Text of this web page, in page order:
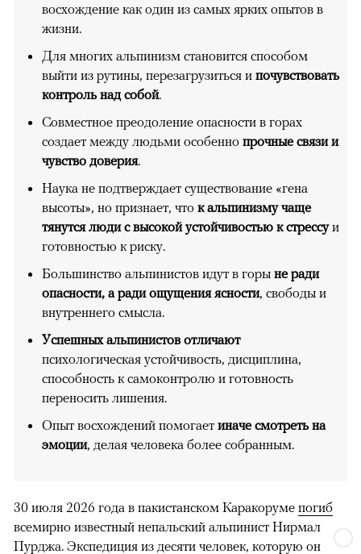
восхождение как один из самых ярких опытов в
жизни.
Для многих альпинизм становится способом
выйти из рутины, перезагрузиться и почувствовать
контроль над собой.
Совместное преодоление опасности в горах
создает между людьми особенно прочные связи и
чувство доверия.
Наука не подтверждает существование «гена
высоты», но признает, что к альпинизму чаще
тянутся люди с высокой устойчивостью к стрессуи
готовностью к риску.
Большинство альпинистов идут в горы не ради
опасности, а ради ощущения ясности, свободы и
внутреннего смысла.
Успешных альпинистов отличают
психологическая устойчивость, дисциплина,
способность к самоконтролю и готовность
переносить лишения.
Опыт восхождений помогает иначе смотреть на
эмоции, делая человека более собранным.
30 июля 2026 года в пакистанском Каракоруме погиб
всемирно известный непальский альпинист Нирмал
Пурджа. Экспедиция из десяти человек, которую он